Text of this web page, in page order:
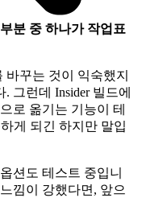
분 중 하나가 작업표
꾸는 것이 익숙했지
그런데 Insider 빌드에
로 옮기는 기능이 테
게 되긴 하지만 말입
션도 테스트 중입니
낌이 강했다면, 앞으